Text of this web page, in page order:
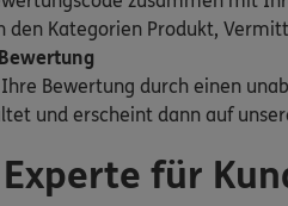
den Kategorien Produkt,
Bewertung durch einen
und erscheint dann auf
für